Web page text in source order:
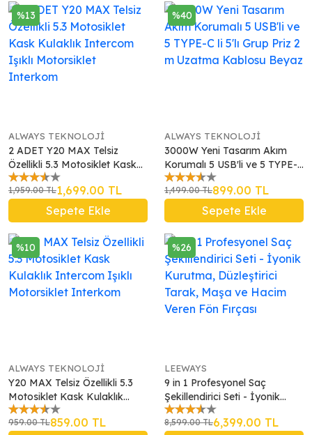
%13
ALWAYS TEKNOLOJİ
2 ADET Y20 MAX Telsiz
Özellikli 5.3 Motosiklet Kask
Kulaklık Intercom Işıklı
Motorsiklet Interkom
1,959.00 TL1,699.00 TL
Sepete Ekle
%40
ALWAYS TEKNOLOJİ
3000W Yeni Tasarım Akım
Korumalı 5 USB'li ve 5 TYPE-C
li 5'lı Grup Priz 2 m Uzatma
Kablosu Beyaz
1,499.00 TL899.00 TL
Sepete Ekle
%10
ALWAYS TEKNOLOJİ
Y20 MAX Telsiz Özellikli 5.3
Motosiklet Kask Kulaklık
Intercom Işıklı Motorsiklet
Interkom
959.00 TL859.00 TL
%26
LEEWAYS
9 in 1 Profesyonel Saç
Şekillendirici Seti - İyonik
Kurutma, Düzleştirici Tarak,
Maşa ve Hacim Veren Fön
8,599.00 TL6,399.00 TL